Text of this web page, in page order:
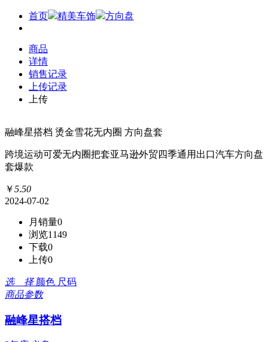
首页 精美车饰 方向盘
商品
详情
销售记录
上传记录
上传
融峰星搭档 烫金雪花无内圈 方向盘套
跨境运动可爱无内圈把套亚马逊外贸四季通用出口汽车方向盘
套爆款
￥5.50
2024-07-02
月销量0
浏览1149
下载0
上传0
选 择 颜色 尺码
商品参数
融峰星搭档